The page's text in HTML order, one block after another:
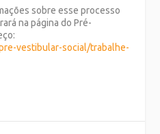
sobre esse processo
na página do Pré-
vestibular-social/trabalhe-